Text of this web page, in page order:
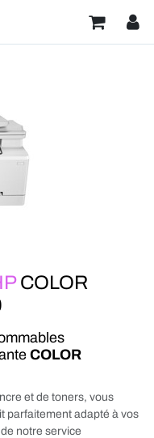
COLOR
COLOR
et de toners, vous
parfaitement adapté à vos
notre service